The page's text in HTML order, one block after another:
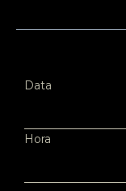
Data
Hora